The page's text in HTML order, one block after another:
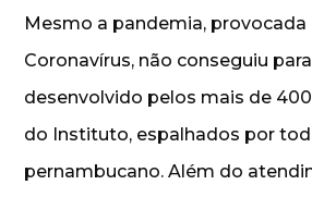
Mesmo a pandemia, provocada
Coronavírus, não conseguiu
desenvolvido pelos mais de
do Instituto, espalhados por
pernambucano. Além do